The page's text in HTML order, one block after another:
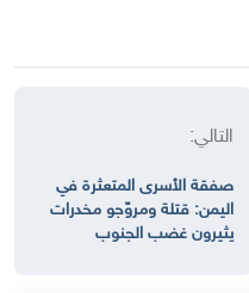
التالي:
صفقة الأسرى المتعثرة في
اليمن: قتلة ومروّجو مخدرات
يثيرون غضب الجنوب